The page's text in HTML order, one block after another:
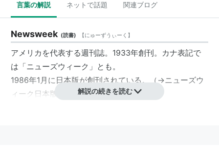
言葉の解説 ネットで話題 関連ブログ
Newsweek (読書) 【にゅーずうぃーく 】
アメリカを代表する週刊誌。1933年創刊。カナ表記で
は「ニューズウィーク 」とも。
1986年1月に日本版が創刊されている。（→ニューズウ
ィーク日本版
解説の続きを読む